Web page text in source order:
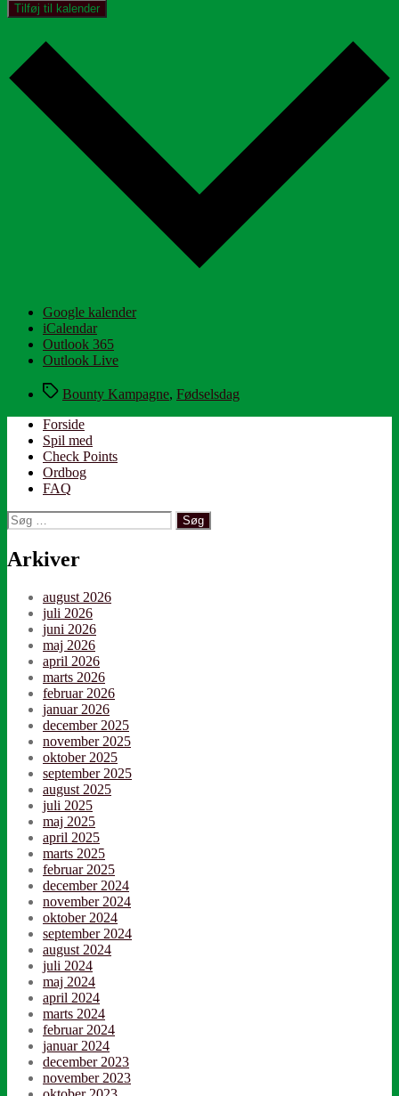
Tilføj til kalender
Google kalender
iCalendar
Outlook 365
Outlook Live
TagsBounty Kampagne, Fødselsdag
Forside
Spil med
Check Points
Ordbog
FAQ
Søg
efter:
Arkiver
august 2026
juli 2026
juni 2026
maj 2026
april 2026
marts 2026
februar 2026
januar 2026
december 2025
november 2025
oktober 2025
september 2025
august 2025
juli 2025
maj 2025
april 2025
marts 2025
februar 2025
december 2024
november 2024
oktober 2024
september 2024
august 2024
juli 2024
maj 2024
april 2024
marts 2024
februar 2024
januar 2024
december 2023
november 2023